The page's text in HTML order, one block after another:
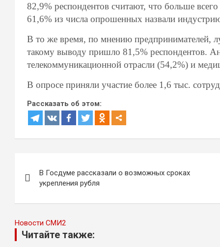
82,9% респондентов считают, что больше
61,6% из числа опрошенных назвали
В то же время, по мнению предпринимателей,
такому выводу пришло 81,5% респондентов.
телекоммуникационной отрасли (54,2%) и
В опросе приняли участие более 1,6 тыс.
Рассказать об этом:
по
записям
В Госдуме рассказали о возможных сроках
укрепления рубля
Новости СМИ2
Читайте также: